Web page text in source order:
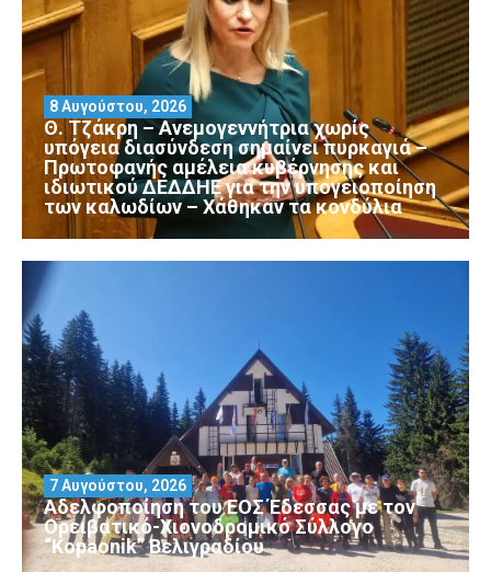
Θ. Τζάκρη – Ανεμογεννήτρια χωρίς
υπόγεια διασύνδεση σημαίνει πυρκαγιά –
Πρωτοφανής αμέλεια κυβέρνησης και
ιδιωτικού ΔΕΔΔΗΕ για την υπογειοποίηση
των καλωδίων – Χάθηκαν τα κονδύλια
8 Αυγούστου, 2026
Αδελφοποίηση του ΕΟΣ Έδεσσας με τον
Ορειβατικό-Χιονοδρομικό Σύλλογο
“Kopaonik” Βελιγραδίου
7 Αυγούστου, 2026